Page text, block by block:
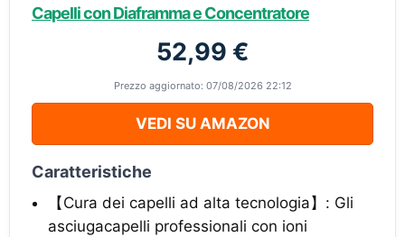
Capelli con Diaframma e Concentratore
52,99 €
Prezzo aggiornato: 07/08/2026 22:12
VEDI SU AMAZON
Caratteristiche
【Cura dei capelli ad alta tecnologia】: Gli
asciugacapelli professionali con ioni